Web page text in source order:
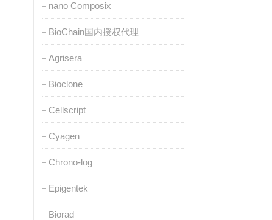
nano Composix
BioChain国内授权代理
Agrisera
Bioclone
Cellscript
Cyagen
Chrono-log
Epigentek
Biorad